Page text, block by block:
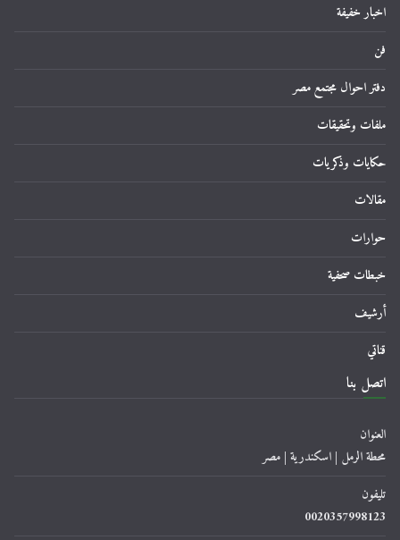
اخبار خفيفة
فن
دفتر احوال مجتمع مصر
ملفات وتحقيقات
حكايات وذكريات
مقالات
حوارات
خبطات صحفية
أرشيف
قناتي
اتصل بنا
العنوان
محطة الرمل | اسكندرية | مصر
تليفون
0020357998123